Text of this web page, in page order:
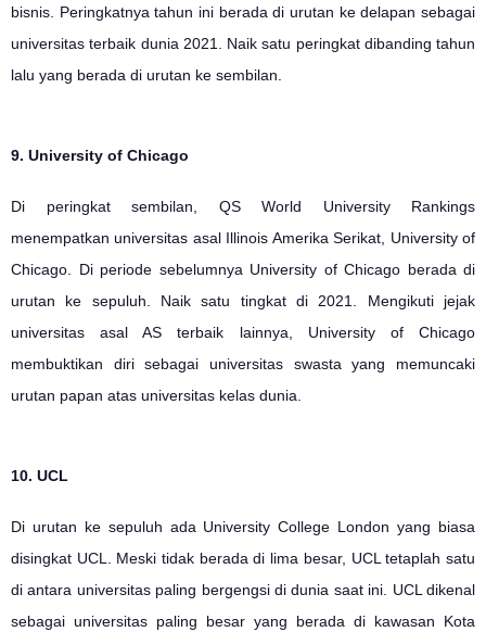
bisnis. Peringkatnya tahun ini berada di urutan ke delapan sebagai
universitas terbaik dunia 2021. Naik satu peringkat dibanding tahun
lalu yang berada di urutan ke sembilan.
9. University of Chicago
Di peringkat sembilan, QS World University Rankings
menempatkan universitas asal Illinois Amerika Serikat, University of
Chicago. Di periode sebelumnya University of Chicago berada di
urutan ke sepuluh. Naik satu tingkat di 2021. Mengikuti jejak
universitas asal AS terbaik lainnya, University of Chicago
membuktikan diri sebagai universitas swasta yang memuncaki
urutan papan atas universitas kelas dunia.
10. UCL
Di urutan ke sepuluh ada University College London yang biasa
disingkat UCL. Meski tidak berada di lima besar, UCL tetaplah satu
di antara universitas paling bergengsi di dunia saat ini. UCL dikenal
sebagai universitas paling besar yang berada di kawasan Kota